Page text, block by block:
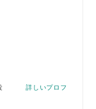
締役 詳しいプロフ